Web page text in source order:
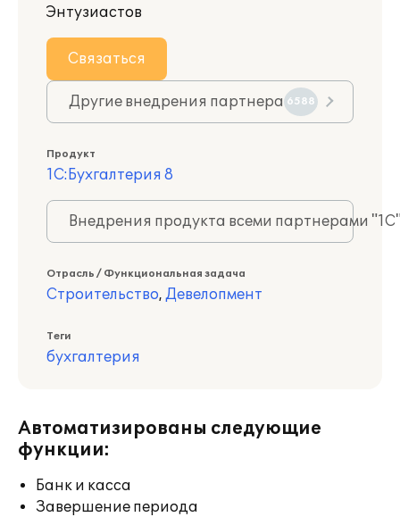
Энтузиастов
Связаться
Другие внедрения партнера 6588
Продукт
1С:Бухгалтерия 8
Внедрения продукта всеми партнерами
Отрасль / Функциональная задача
Строительство, Девелопмент
Теги
бухгалтерия
Автоматизированы следующие
функции:
Банк и касса
Завершение периода